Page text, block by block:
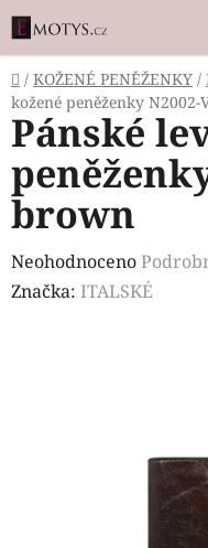
Přejít
na
obsah
Domů
/ KOŽENÉ PENĚŽENKY /
kožené peněženky
Pánské
brown
Průměrné
hodnocení
Neohodnoceno
Značka: ITALSKÉ